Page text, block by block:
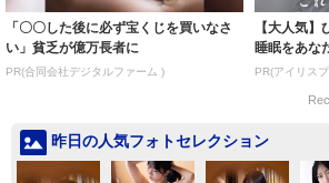
「〇〇した後に必ず宝くじを買いなさ
い」貧乏が億万長者に
PR(合同会社デジタルファーム )
【大人気
睡眠をあな
PR(アイリス
昨日の人気フォトセレクション